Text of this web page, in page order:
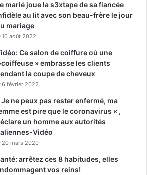
marié joue la s3xtape de sa fiancée
au lit avec son beau-frère le jour
mariage
10 août 2022
Ce salon de coiffure où une
» embrasse les clients
la coupe de cheveux
6 février 2022
Je ne peux pas rester enfermé, ma
est pire que le coronavirus « ,
un homme aux autorités
Vidéo
20 mars 2020
arrêtez ces 8 habitudes, elles
vos reins!